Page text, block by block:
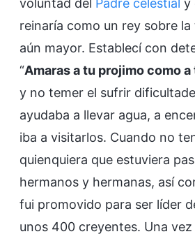
voluntad del Padre celestial y
reinaría como un rey sobre
aún mayor. Establecí con
“Amaras a tu projimo como
y no temer el sufrir
ayudaba a llevar agua, a
iba a visitarlos. Cuando no
quienquiera que estuviera
hermanos y hermanas, así
fui promovido para ser líder
unos 400 creyentes. Una